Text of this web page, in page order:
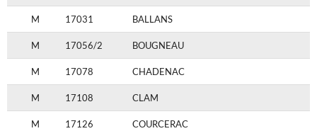
M 17031 BALLANS
M 17056/2 BOUGNEAU
M 17078 CHADENAC
M 17108 CLAM
M 17126 COURCERAC